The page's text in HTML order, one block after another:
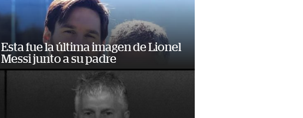
Esta fue la última imagen de Lionel
Messi junto a su padre